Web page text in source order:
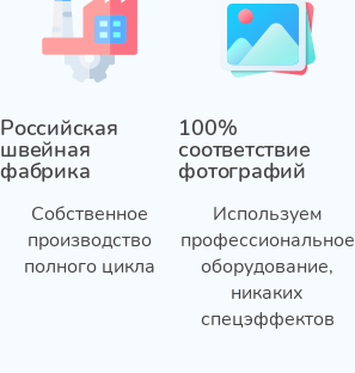
Российская
швейная
фабрика
Собственное
производство
полного цикла
100%
соответствие
фотографий
Используем
профессиональное
оборудование,
никаких
спецэффектов